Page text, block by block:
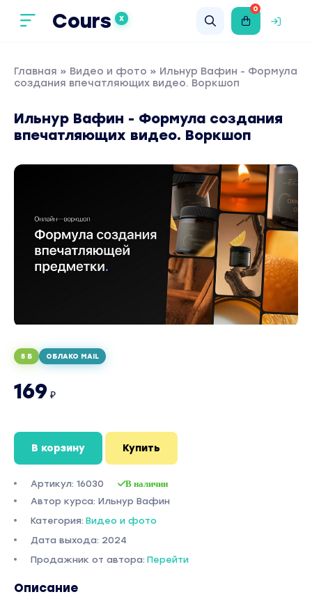
Cours X
0
Главная » Видео и фото » Ильнур Вафин - Формула
создания впечатляющих видео. Воркшоп
Ильнур Вафин - Формула создания
впечатляющих видео. Воркшоп
5 Б ОБЛАКО MAIL
169 ₽
В корзину Купить
Артикул: 16030 В наличии
Автор курса: Ильнур Вафин
Категория: Видео и фото
Дата выхода: 2024
Продажник от автора: Перейти
Описание